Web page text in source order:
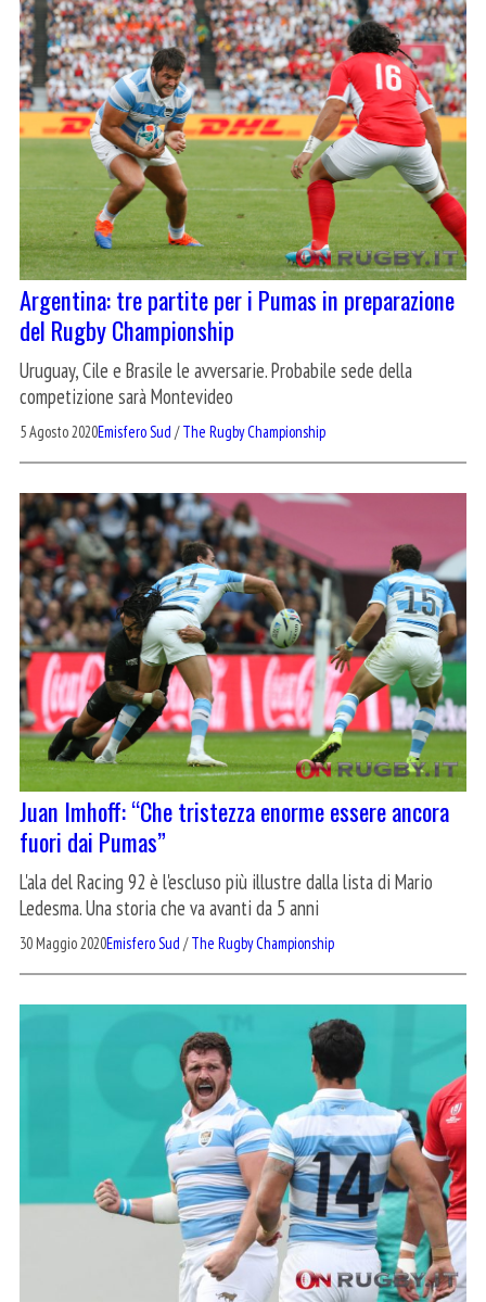
Argentina: tre partite per i Pumas in preparazione
del Rugby Championship
Uruguay, Cile e Brasile le avversarie. Probabile sede della
competizione sarà Montevideo
5 Agosto 2020Emisfero Sud /The Rugby Championship
Juan Imhoff: “Che tristezza enorme essere ancora
fuori dai Pumas”
L'ala del Racing 92 è l'escluso più illustre dalla lista di Mario
Ledesma. Una storia che va avanti da 5 anni
30 Maggio 2020Emisfero Sud /The Rugby Championship